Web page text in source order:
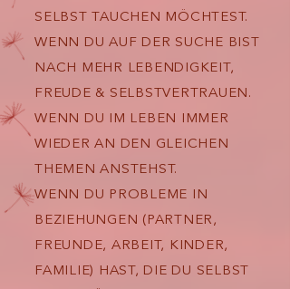
SELBST TAUCHEN MÖCHTEST.
WENN DU AUF DER SUCHE BIST
NACH MEHR LEBENDIGKEIT,
FREUDE & SELBSTVERTRAUEN.
WENN DU IM LEBEN IMMER
WIEDER AN DEN GLEICHEN
THEMEN ANSTEHST.
WENN DU PROBLEME IN
BEZIEHUNGEN (PARTNER,
FREUNDE, ARBEIT, KINDER,
FAMILIE) HAST, DIE DU SELBST